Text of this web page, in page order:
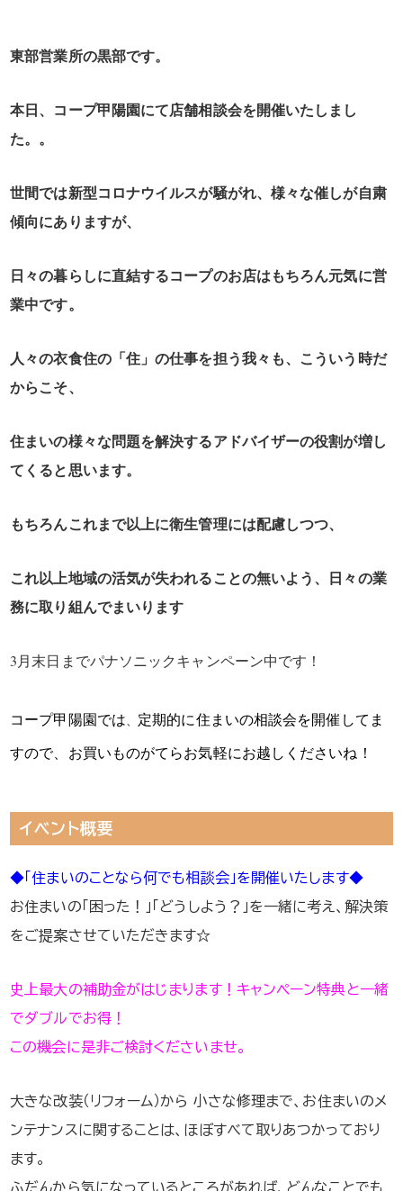
東部営業所の黒部です。
本日、コープ甲陽園にて店舗相談会を開催いたしまし
た。。
世間では新型コロナウイルスが騒がれ、様々な催しが自粛
傾向にありますが、
日々の暮らしに直結するコープのお店はもちろん元気に営
業中です。
人々の衣食住の「住」の仕事を担う我々も、こういう時だ
からこそ、
住まいの様々な問題を解決するアドバイザーの役割が増し
てくると思います。
もちろんこれまで以上に衛生管理には配慮しつつ、
これ以上地域の活気が失われることの無いよう、日々の業
務に取り組んでまいります
3月末日までパナソニックキャンペーン中です！
コープ甲陽園では、 定期的に住まいの相談会を開催してま
すので、お買いものがてらお気軽にお越しくださいね！
イベント概要
◆「住まいのことなら何でも相談会」を開催いたします◆
お住まいの「困った！」「どうしよう？」を一緒に考え、解決策
をご提案させていただきます☆
史上最大の補助金がはじまります！キャンペーン特典と一緒
でダブルでお得！
この機会に是非ご検討くださいませ。
大きな改装（リフォーム）から 小さな修理まで、お住まいのメ
ンテナンスに関することは、ほぼすべて取りあつかっており
ます。
ふだんから気になっているところがあれば、どんなことでも